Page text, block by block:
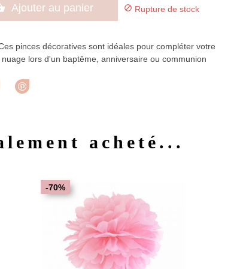
Ajouter au panier  Rupture de stock
pinces décoratives sont idéales pour compléter votre
lors d'un baptême, anniversaire ou communion
Tweet
acheté...
-70%